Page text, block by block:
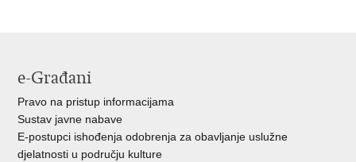
e-Građani
Pravo na pristup informacijama
Sustav javne nabave
E-postupci ishođenja odobrenja za obavljanje uslužne
djelatnosti u području kulture